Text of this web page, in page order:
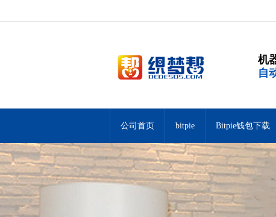
机
自
公司首页 bitpie Bitpie钱包下载